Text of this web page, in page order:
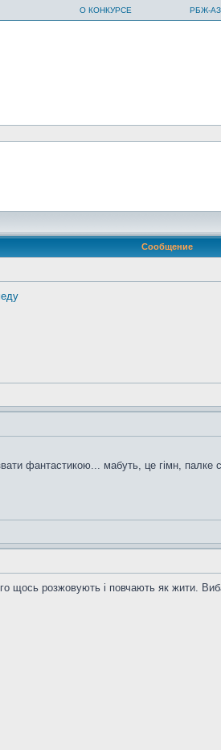
О КОНКУРСЕ РБЖ-
Сообщение
фантастикою... мабуть, це гімн, палке
щось розжовують і повчають як жити.